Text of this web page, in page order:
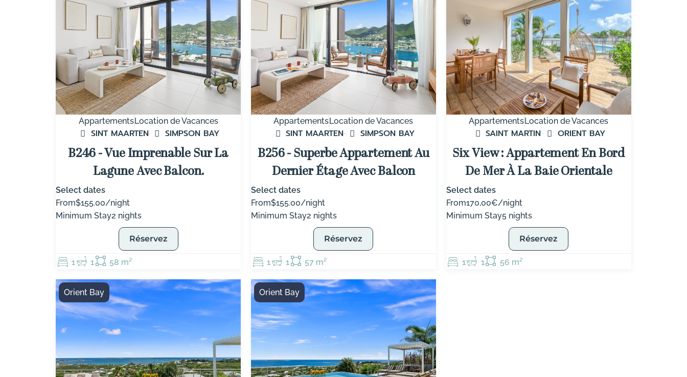
AppartementsLocation de Vacances
SINT MAARTEN SIMPSON BAY
B246 - Vue Imprenable Sur La
Lagune Avec Balcon.
Select dates
From$155.00/night
Minimum Stay2 nights
Réservez
1 1 58 m²
AppartementsLocation de Vacances
SINT MAARTEN SIMPSON BAY
B256 - Superbe Appartement Au
Dernier Étage Avec Balcon
Select dates
From$155.00/night
Minimum Stay2 nights
Réservez
1 1 57 m²
AppartementsLocation de Vacances
SAINT MARTIN ORIENT BAY
Six View : Appartement En Bord
De Mer À La Baie Orientale
Select dates
From170,00€/night
Minimum Stay5 nights
Réservez
1 1 56 m²
Orient Bay Orient Bay